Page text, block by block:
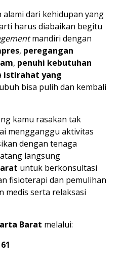
alami dari kehidupan yang
harus diabaikan begitu
mandiri dengan
, peregangan
, penuhi kebutuhan
istirahat yang
bisa pulih dan kembali
kamu rasakan tak
mengganggu aktivitas
dengan tenaga
langsung
untuk berkonsultasi
fisioterapi dan pemulihan
medis serta relaksasi
Barat melalui: